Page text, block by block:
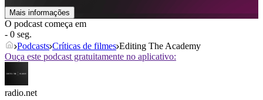
Mais informações
O podcast começa em
- 0 seg.
Podcasts Críticas de filmes Editing The Academy
Ouça este podcast gratuitamente no aplicativo:
radio.net